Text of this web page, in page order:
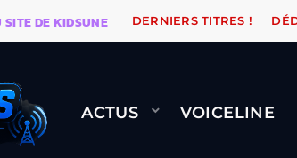
KIDSUNE WARÉTRO ORANGE
DERNIERS TITRES !
ACTUS VOICELINE